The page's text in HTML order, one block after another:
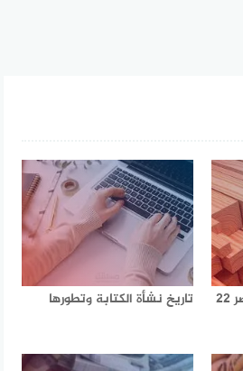
أسعار الخشب اليوم في مصر 22
تاريخ نشأة الكتابة وتطورها